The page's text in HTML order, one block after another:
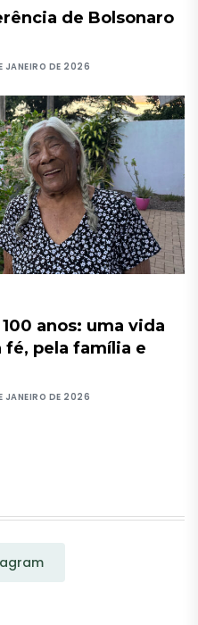
de Bolsonaro
JANEIRO DE 2026
anos: uma vida
fé, pela família e
JANEIRO DE 2026